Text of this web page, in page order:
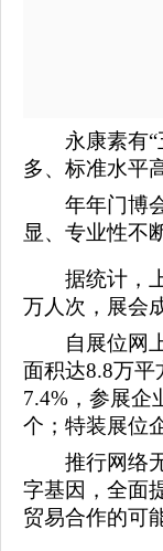
永康素有“五
多、标准水平
年年门博会
显、专业性不
据统计，上
万人次，展会
自展位网上
面积达8.8万平
7.4%，参展企
个；特装展位
推行网络无
字基因，全面
贸易合作的可